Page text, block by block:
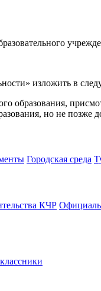
изложить в
образования,
но не позже
Городская среда
КЧР